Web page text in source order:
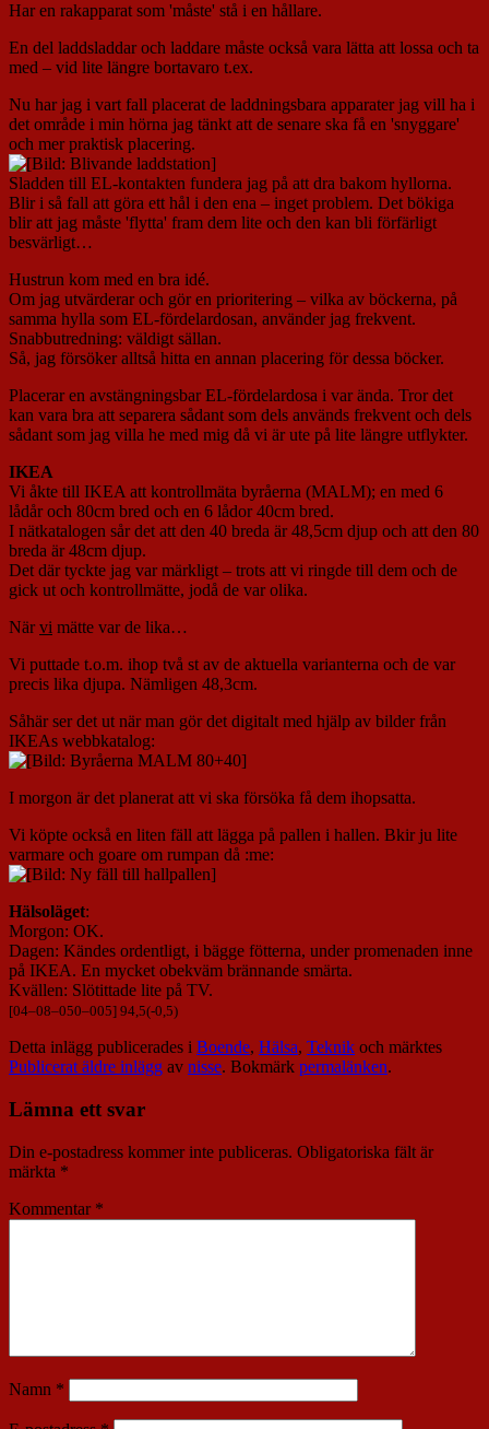
Har en rakapparat som 'måste' stå i en hållare.
En del laddsladdar och laddare måste också vara lätta att lossa och ta
med – vid lite längre bortavaro t.ex.
Nu har jag i vart fall placerat de laddningsbara apparater jag vill ha i
det område i min hörna jag tänkt att de senare ska få en 'snyggare'
och mer praktisk placering.
Sladden till EL-kontakten fundera jag på att dra bakom hyllorna.
Blir i så fall att göra ett hål i den ena – inget problem. Det bökiga
blir att jag måste 'flytta' fram dem lite och den kan bli förfärligt
besvärligt…
Hustrun kom med en bra idé.
Om jag utvärderar och gör en prioritering – vilka av böckerna, på
samma hylla som EL-fördelardosan, använder jag frekvent.
Snabbutredning: väldigt sällan.
Så, jag försöker alltså hitta en annan placering för dessa böcker.
Placerar en avstängningsbar EL-fördelardosa i var ända. Tror det
kan vara bra att separera sådant som dels används frekvent och dels
sådant som jag villa he med mig då vi är ute på lite längre utflykter.
IKEA
Vi åkte till IKEA att kontrollmäta byråerna (MALM); en med 6
lådår och 80cm bred och en 6 lådor 40cm bred.
I nätkatalogen sår det att den 40 breda är 48,5cm djup och att den 80
breda är 48cm djup.
Det där tyckte jag var märkligt – trots att vi ringde till dem och de
gick ut och kontrollmätte, jodå de var olika.
Närvi mätte var de lika…
Vi puttade t.o.m. ihop två st av de aktuella varianterna och de var
precis lika djupa. Nämligen 48,3cm.
Såhär ser det ut när man gör det digitalt med hjälp av bilder från
IKEAs webbkatalog:
I morgon är det planerat att vi ska försöka få dem ihopsatta.
Vi köpte också en liten fäll att lägga på pallen i hallen. Bkir ju lite
varmare och goare om rumpan då :me:
Hälsoläget:
Morgon: OK.
Dagen: Kändes ordentligt, i bägge fötterna, under promenaden inne
på IKEA. En mycket obekväm brännande smärta.
Kvällen: Slötittade lite på TV.
[04–08–050–005] 94,5(-0,5)
Detta inlägg publicerades i Boende, Hälsa, Teknik och märktes
Publicerat äldre inlägg av nisse. Bokmärk permalänken.
Lämna ett svar
Din e-postadress kommer inte publiceras. Obligatoriska fält är
märkta *
Kommentar *
Namn *